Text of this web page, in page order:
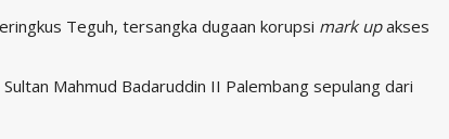
Teguh, tersangka dugaan korupsi mark upakses
Mahmud Badaruddin II Palembang sepulang dari